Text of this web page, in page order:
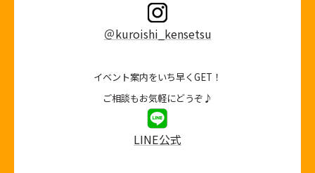
＠kuroishi_kensetsu
イベント案内をいち早くGET！
ご相談もお気軽にどうぞ♪
LINE公式